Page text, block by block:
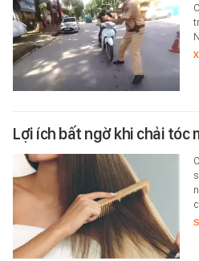
Lợi ích bất ngờ khi chải tóc